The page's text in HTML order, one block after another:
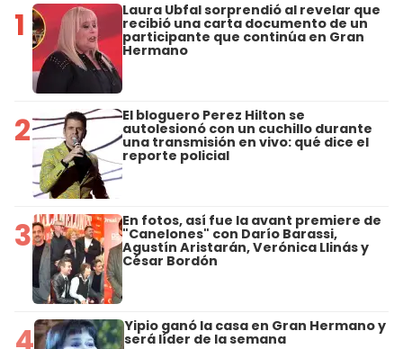
1 Laura Ubfal sorprendió al revelar que
recibió una carta documento de un
participante que continúa en Gran
Hermano
2 El bloguero Perez Hilton se
autolesionó con un cuchillo durante
una transmisión en vivo: qué dice el
reporte policial
3 En fotos, así fue la avant premiere de
"Canelones" con Darío Barassi,
Agustín Aristarán, Verónica Llinás y
César Bordón
4 Yipio ganó la casa en Gran Hermano y
será líder de la semana